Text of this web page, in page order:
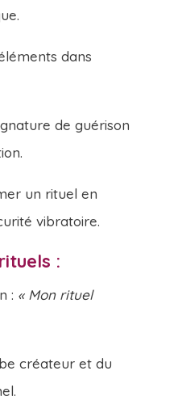
dans
de guérison
un rituel en
vibratoire.
:
: « Mon rituel
créateur et du